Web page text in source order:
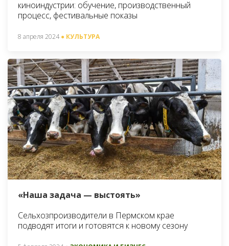
киноиндустрии: обучение, производственный
процесс, фестивальные показы
8 апреля 2024● КУЛЬТУРА
«Наша задача — выстоять»
Сельхозпроизводители в Пермском крае
подводят итоги и готовятся к новому сезону